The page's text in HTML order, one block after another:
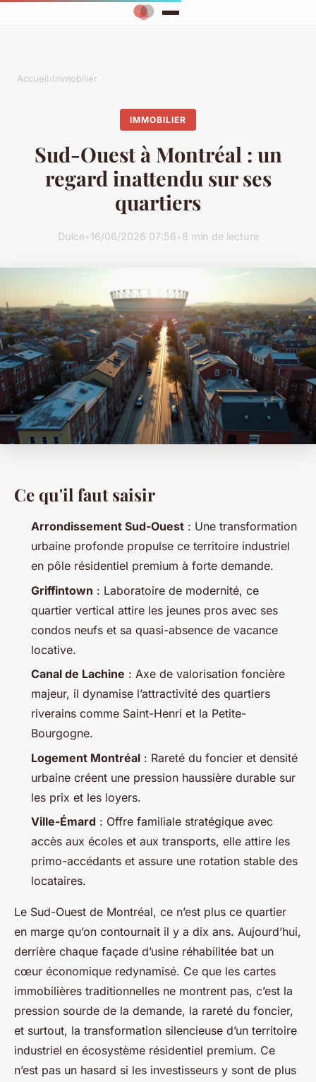
Accueil›Immobilier
IMMOBILIER
Sud-Ouest à Montréal : un
regard inattendu sur ses
quartiers
Dulce•16/06/2026 07:56•8 min de lecture
Ce qu'il faut saisir
Arrondissement Sud-Ouest : Une transformation
urbaine profonde propulse ce territoire industriel
en pôle résidentiel premium à forte demande.
Griffintown : Laboratoire de modernité, ce
quartier vertical attire les jeunes pros avec ses
condos neufs et sa quasi-absence de vacance
locative.
Canal de Lachine : Axe de valorisation foncière
majeur, il dynamise l’attractivité des quartiers
riverains comme Saint-Henri et la Petite-
Bourgogne.
Logement Montréal : Rareté du foncier et densité
urbaine créent une pression haussière durable sur
les prix et les loyers.
Ville-Émard : Offre familiale stratégique avec
accès aux écoles et aux transports, elle attire les
primo-accédants et assure une rotation stable des
locataires.
Le Sud-Ouest de Montréal, ce n’est plus ce quartier
en marge qu’on contournait il y a dix ans. Aujourd’hui,
derrière chaque façade d’usine réhabilitée bat un
cœur économique redynamisé. Ce que les cartes
immobilières traditionnelles ne montrent pas, c’est la
pression sourde de la demande, la rareté du foncier,
et surtout, la transformation silencieuse d’un territoire
industriel en écosystème résidentiel premium. Ce
n’est pas un hasard si les investisseurs y sont de plus